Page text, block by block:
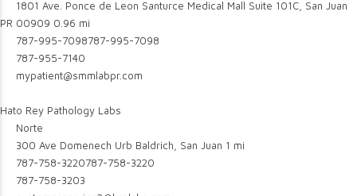
1801 Ave. Ponce de Leon Santurce Medical Mall Suite 101C, San Juan
PR 00909 0.96 mi
787-995-7098787-995-7098
787-955-7140
mypatient@smmlabpr.com
Hato Rey Pathology Labs
Norte
300 Ave Domenech Urb Baldrich, San Juan 1 mi
787-758-3220787-758-3220
787-758-3203